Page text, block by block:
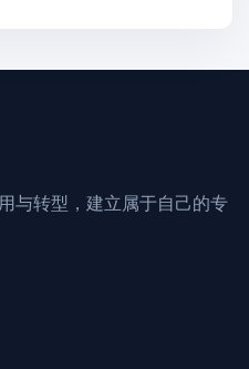
与转型，建立属于自己的专